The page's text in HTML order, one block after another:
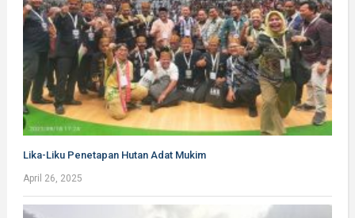
Lika-Liku Penetapan Hutan Adat Mukim
April 26, 2025